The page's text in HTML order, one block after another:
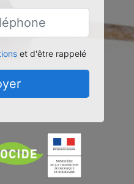
et d'être rappelé